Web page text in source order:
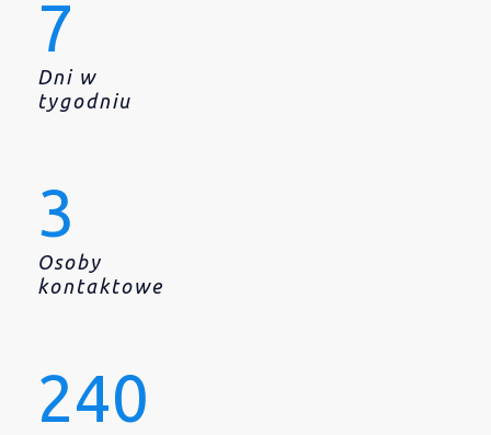
7
Dni w
tygodniu
3
Osoby
kontaktowe
240